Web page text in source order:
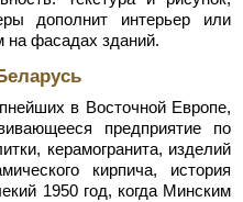
дополнит интерьер или
на фасадах зданий.
в Восточной Европе,
предприятие по
керамогранита, изделий
кирпича, история
1950 год, когда Минским